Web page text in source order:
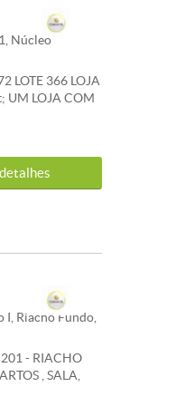
orientamos que
comercial
3032-7700
Núcleo
LOTE 366 LOJA
UM LOJA COM
Fixo: (61)
Riacho Fundo,
- RIACHO
, SALA,